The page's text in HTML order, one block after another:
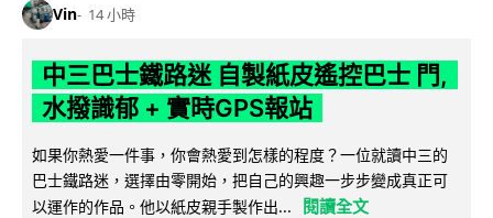
Vin 14 小時
中三巴士鐵路迷 自製紙皮遙控巴士 門,
水撥識郁 + 實時GPS報站
如果你熱愛一件事，你會熱愛到怎樣的程度？一位就讀中三的
巴士鐵路迷，選擇由零開始，把自己的興趣一步步變成真正可
以運作的作品。他以紙皮親手製作出...
閱讀全文